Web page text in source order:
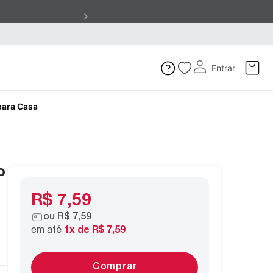
Entrar
Casa
R$ 7,59
ou R$ 7,59
em até 1x de R$ 7,59
Comprar